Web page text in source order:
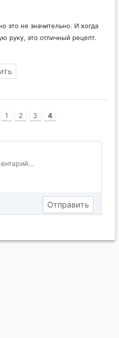
это не значительно. И когда
руку, это отличный рецепт.
1 2 3 4